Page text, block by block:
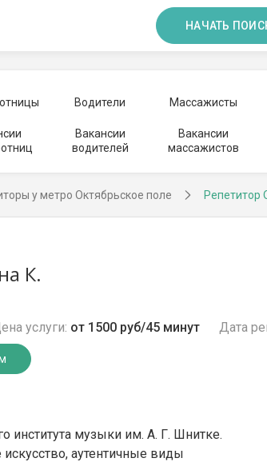
НАЧАТЬ
Водители Массажисты
Вакансии
водителей
Вакансии
массажистов
у метро Октябрьское поле Репетитор
К.
услуги: от 1500 руб/45 минут Дата
института музыки им. А. Г. Шнитке.
аутентичные виды